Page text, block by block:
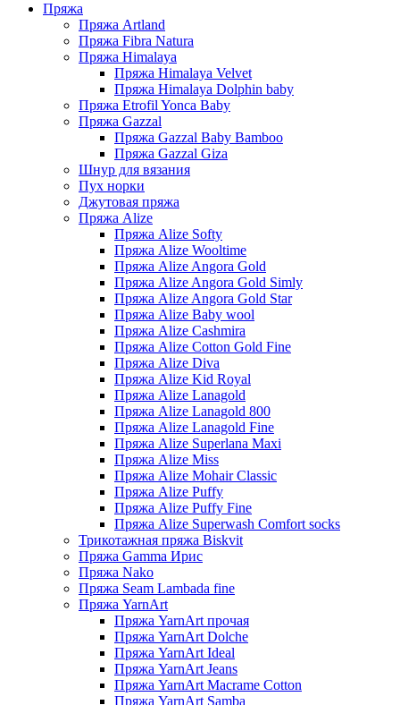
Пряжа
Пряжа Artland
Пряжа Fibra Natura
Пряжа Himalaya
Пряжа Himalaya Velvet
Пряжа Himalaya Dolphin baby
Пряжа Etrofil Yonca Baby
Пряжа Gazzal
Пряжа Gazzal Baby Bamboo
Пряжа Gazzal Giza
Шнур для вязания
Пух норки
Джутовая пряжа
Пряжа Alize
Пряжа Alize Softy
Пряжа Alize Wooltime
Пряжа Alize Angora Gold
Пряжа Alize Angora Gold Simly
Пряжа Alize Angora Gold Star
Пряжа Alize Baby wool
Пряжа Alize Cashmira
Пряжа Alize Cotton Gold Fine
Пряжа Alize Diva
Пряжа Alize Kid Royal
Пряжа Alize Lanagold
Пряжа Alize Lanagold 800
Пряжа Alize Lanagold Fine
Пряжа Alize Superlana Maxi
Пряжа Alize Miss
Пряжа Alize Mohair Classic
Пряжа Alize Puffy
Пряжа Alize Puffy Fine
Пряжа Alize Superwash Comfort socks
Трикотажная пряжа Biskvit
Пряжа Gamma Ирис
Пряжа Nako
Пряжа Seam Lambada fine
Пряжа YarnArt
Пряжа YarnArt прочая
Пряжа YarnArt Dolche
Пряжа YarnArt Ideal
Пряжа YarnArt Jeans
Пряжа YarnArt Macrame Cotton
Пряжа YarnArt Samba